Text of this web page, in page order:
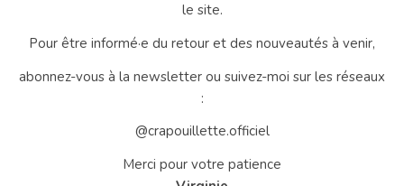
le site.
Pour être informé·e du retour et des nouveautés à venir,
abonnez-vous à la newsletter ou suivez-moi sur les réseaux
:
@crapouillette.officiel
Merci pour votre patience